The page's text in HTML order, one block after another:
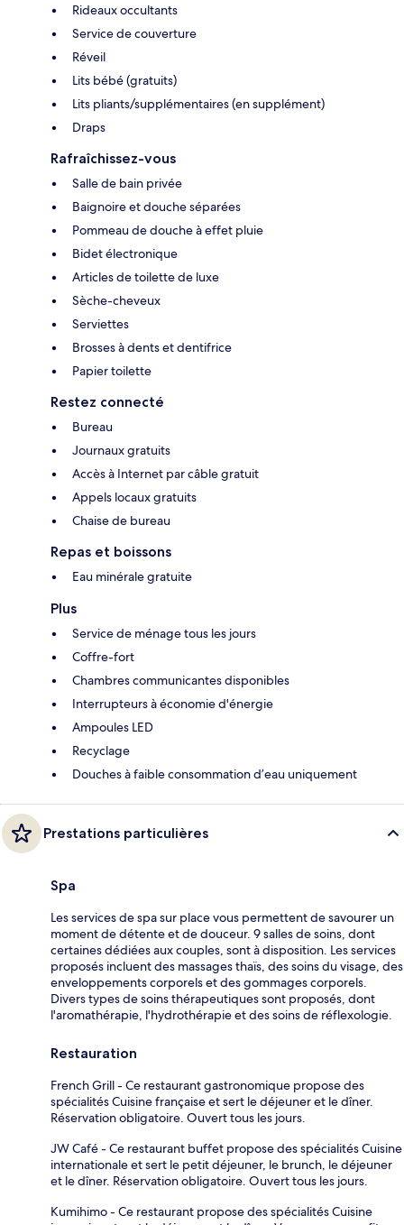
Rideaux occultants
Service de couverture
Réveil
Lits bébé (gratuits)
Lits pliants/supplémentaires (en supplément)
Draps
Rafraîchissez-vous
Salle de bain privée
Baignoire et douche séparées
Pommeau de douche à effet pluie
Bidet électronique
Articles de toilette de luxe
Sèche-cheveux
Serviettes
Brosses à dents et dentifrice
Papier toilette
Restez connecté
Bureau
Journaux gratuits
Accès à Internet par câble gratuit
Appels locaux gratuits
Chaise de bureau
Repas et boissons
Eau minérale gratuite
Plus
Service de ménage tous les jours
Coffre-fort
Chambres communicantes disponibles
Interrupteurs à économie d'énergie
Ampoules LED
Recyclage
Douches à faible consommation d’eau uniquement
Prestations particulières
Spa
Les services de spa sur place vous permettent de savourer un
moment de détente et de douceur. 9 salles de soins, dont
certaines dédiées aux couples, sont à disposition. Les services
proposés incluent des massages thaïs, des soins du visage, des
enveloppements corporels et des gommages corporels.
Divers types de soins thérapeutiques sont proposés, dont
l'aromathérapie, l'hydrothérapie et des soins de réflexologie.
Restauration
French Grill - Ce restaurant gastronomique propose des
spécialités Cuisine française et sert le déjeuner et le dîner.
Réservation obligatoire. Ouvert tous les jours.
JW Café - Ce restaurant buffet propose des spécialités Cuisine
internationale et sert le petit déjeuner, le brunch, le déjeuner
et le dîner. Réservation obligatoire. Ouvert tous les jours.
Kumihimo - Ce restaurant propose des spécialités Cuisine